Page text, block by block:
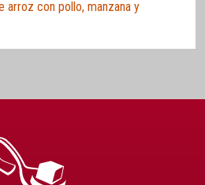
arroz con pollo, manzana y